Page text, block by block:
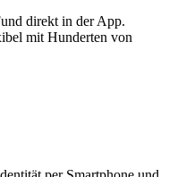
direkt in der App.
mit Hunderten von